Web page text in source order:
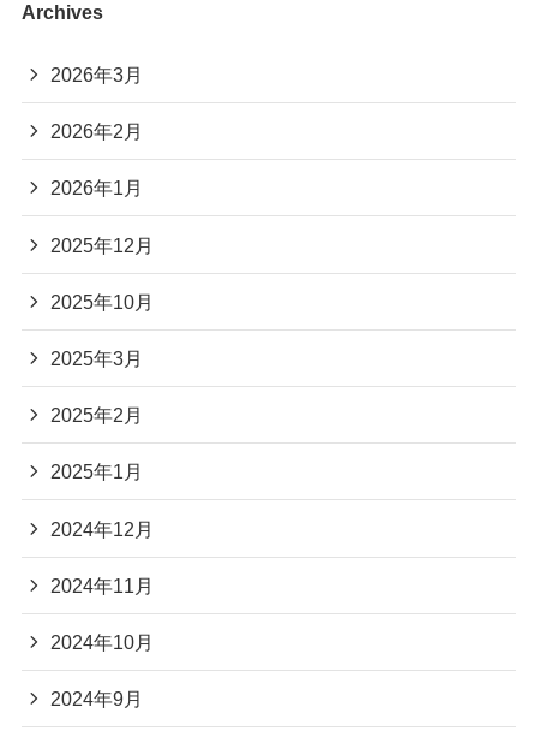
Archives
2026年3月
2026年2月
2026年1月
2025年12月
2025年10月
2025年3月
2025年2月
2025年1月
2024年12月
2024年11月
2024年10月
2024年9月